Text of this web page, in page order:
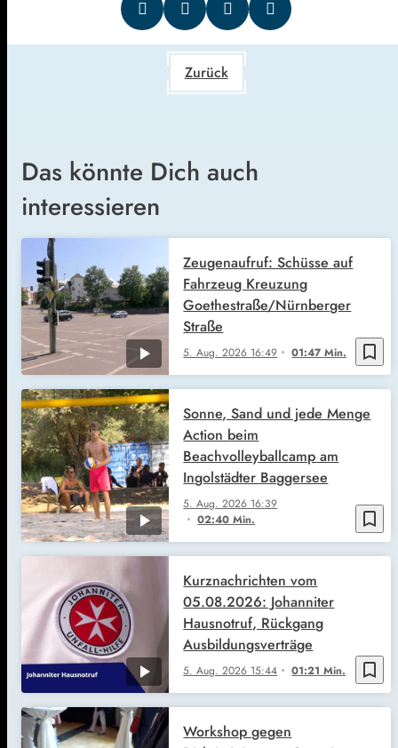
Zurück
Das könnte Dich auch
interessieren
bookmark_border
5. Aug. 2026 16:49 01:47 Min.
Zeugenaufruf: Schüsse auf
Fahrzeug Kreuzung
Goethestraße/Nürnberger
Straße
bookmark_border
5. Aug. 2026 16:39
02:40 Min.
Sonne, Sand und jede Menge
Action beim
Beachvolleyballcamp am
Ingolstädter Baggersee
bookmark_border
5. Aug. 2026 15:44 01:21 Min.
Kurznachrichten vom
05.08.2026: Johanniter
Hausnotruf, Rückgang
Ausbildungsverträge
Workshop gegen